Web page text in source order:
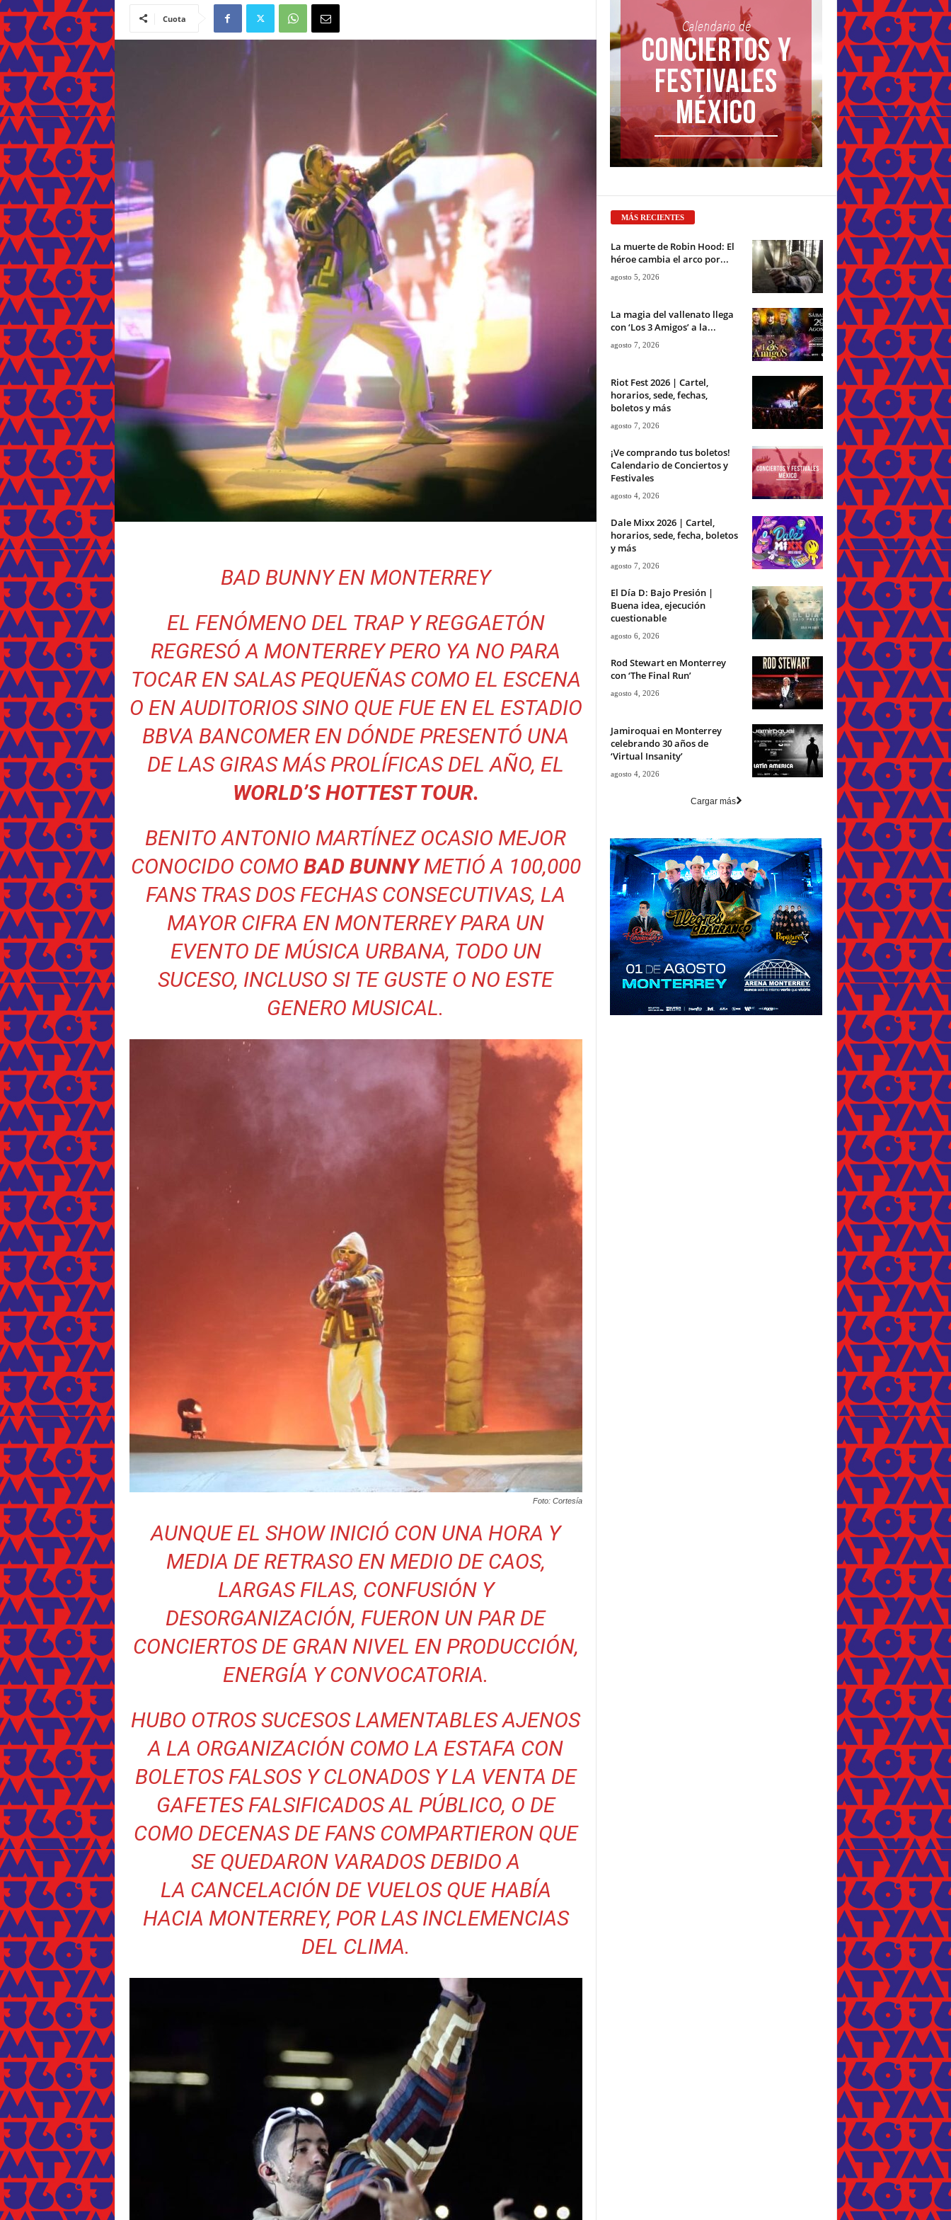
Cuota
BAD BUNNY EN MONTERREY
EL FENÓMENO DEL TRAP Y REGGAETÓN
REGRESÓ A MONTERREY PERO YA NO PARA
TOCAR EN SALAS PEQUEÑAS COMO EL ESCENA
O EN AUDITORIOS SINO QUE FUE EN EL ESTADIO
BBVA BANCOMER EN DÓNDE PRESENTÓ UNA
DE LAS GIRAS MÁS PROLÍFICAS DEL AÑO, EL
WORLD’S HOTTEST TOUR.
BENITO ANTONIO MARTÍNEZ OCASIO MEJOR
CONOCIDO COMO BAD BUNNYMETIÓ A 100,000
FANS TRAS DOS FECHAS CONSECUTIVAS, LA
MAYOR CIFRA EN MONTERREY PARA UN
EVENTO DE MÚSICA URBANA, TODO UN
SUCESO, INCLUSO SI TE GUSTE O NO ESTE
GENERO MUSICAL.
Foto: Cortesía
AUNQUE EL SHOW INICIÓ CON UNA HORA Y
MEDIA DE RETRASO EN MEDIO DE CAOS,
LARGAS FILAS, CONFUSIÓN Y
DESORGANIZACIÓN, FUERON UN PAR DE
CONCIERTOS DE GRAN NIVEL EN PRODUCCIÓN,
ENERGÍA Y CONVOCATORIA.
HUBO OTROS SUCESOS LAMENTABLES AJENOS
A LA ORGANIZACIÓN COMO LA ESTAFA CON
BOLETOS FALSOS Y CLONADOS Y LA VENTA DE
GAFETES FALSIFICADOS AL PÚBLICO, O DE
COMO DECENAS DE FANS COMPARTIERON QUE
SE QUEDARON VARADOS DEBIDO A
LA CANCELACIÓN DE VUELOS QUE HABÍA
HACIA MONTERREY, POR LAS INCLEMENCIAS
DEL CLIMA.
MÁS RECIENTES
La muerte de Robin Hood: El
héroe cambia el arco por...
agosto 5, 2026
La magia del vallenato llega
con ‘Los 3 Amigos’ a la...
agosto 7, 2026
Riot Fest 2026 | Cartel,
horarios, sede, fechas,
boletos y más
agosto 7, 2026
¡Ve comprando tus boletos!
Calendario de Conciertos y
Festivales
agosto 4, 2026
Dale Mixx 2026 | Cartel,
horarios, sede, fecha, boletos
y más
agosto 7, 2026
El Día D: Bajo Presión |
Buena idea, ejecución
cuestionable
agosto 6, 2026
Rod Stewart en Monterrey
con ‘The Final Run’
agosto 4, 2026
Jamiroquai en Monterrey
celebrando 30 años de
‘Virtual Insanity’
agosto 4, 2026
Cargar más